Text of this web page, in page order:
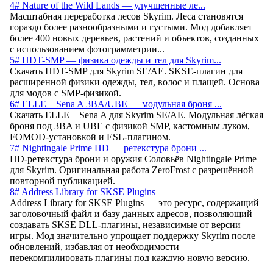
4# Nature of the Wild Lands — улучшенные ле...
Масштабная переработка лесов Skyrim. Леса становятся
гораздо более разнообразными и густыми. Мод добавляет
более 400 новых деревьев, растений и объектов, созданных
с использованием фотограмметрии...
5# HDT-SMP — физика одежды и тел для Skyrim...
Скачать HDT-SMP для Skyrim SE/AE. SKSE-плагин для
расширенной физики одежды, тел, волос и плащей. Основа
для модов с SMP-физикой.
6# ELLE – Sena A 3BA/UBE — модульная броня ...
Скачать ELLE – Sena A для Skyrim SE/AE. Модульная лёгкая
броня под 3BA и UBE с физикой SMP, кастомным луком,
FOMOD-установкой и ESL-плагином.
7# Nightingale Prime HD — ретекстура брони ...
HD-ретекстура брони и оружия Соловьёв Nightingale Prime
для Skyrim. Оригинальная работа ZeroFrost с разрешённой
повторной публикацией.
8# Address Library for SKSE Plugins
Address Library for SKSE Plugins — это ресурс, содержащий
заголовочный файл и базу данных адресов, позволяющий
создавать SKSE DLL-плагины, независимые от версии
игры. Мод значительно упрощает поддержку Skyrim после
обновлений, избавляя от необходимости
перекомпилировать плагины под каждую новую версию.